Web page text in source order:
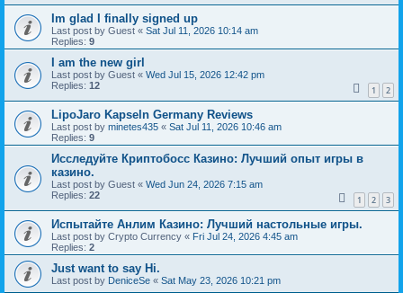
Im glad I finally signed up
Last post by Guest « Sat Jul 11, 2026 10:14 am
Replies: 9
I am the new girl
Last post by Guest « Wed Jul 15, 2026 12:42 pm
Replies: 12 1 2
LipoJaro Kapseln Germany Reviews
Last post by minetes435 « Sat Jul 11, 2026 10:46 am
Replies: 9
Исследуйте Криптобосс Казино: Лучший опыт игры в
казино.
Last post by Guest « Wed Jun 24, 2026 7:15 am
Replies: 22 1 2 3
Испытайте Анлим Казино: Лучший настольные игры.
Last post by Crypto Currency « Fri Jul 24, 2026 4:45 am
Replies: 2
Just want to say Hi.
Last post by DeniceSe « Sat May 23, 2026 10:21 pm